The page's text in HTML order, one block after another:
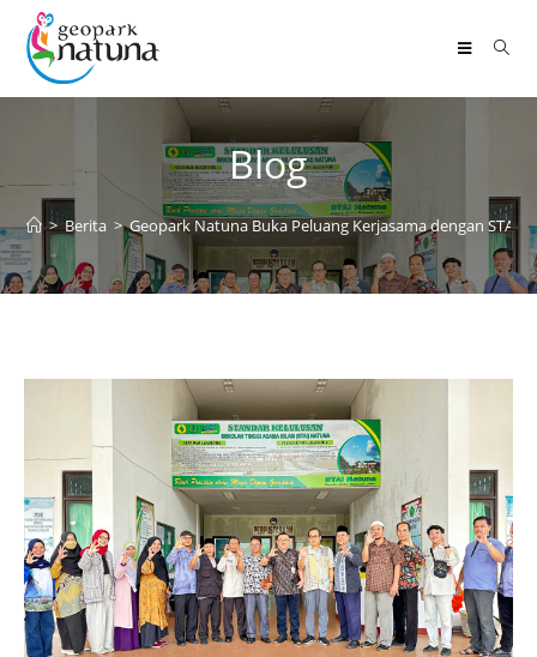
Blog
> Berita > Geopark Natuna Buka Peluang Kerjasama dengan STAI